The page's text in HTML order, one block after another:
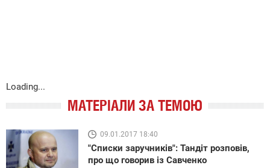
Loading...
МАТЕРІАЛИ ЗА ТЕМОЮ
09.01.2017 18:40
"Списки заручників": Тандіт розповів,
про що говорив із Савченко